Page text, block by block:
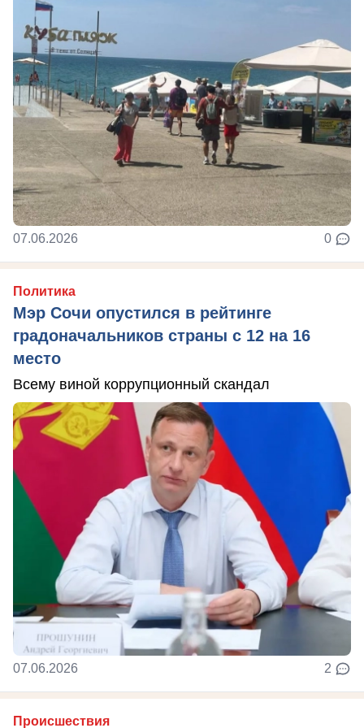
07.06.2026 0
Политика
Мэр Сочи опустился в рейтинге
градоначальников страны с 12 на 16
место
Всему виной коррупционный скандал
07.06.2026 2
Происшествия